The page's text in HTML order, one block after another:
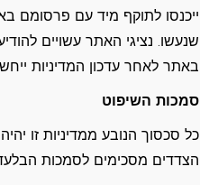
ייכנסו לתוקף מיד עם פרסומם
שנעשו. נציגי האתר עשויים
באתר לאחר עדכון המדיניות
סמכות השיפוט
כל סכסוך הנובע ממדיניות זו
הצדדים מסכימים לסמכות